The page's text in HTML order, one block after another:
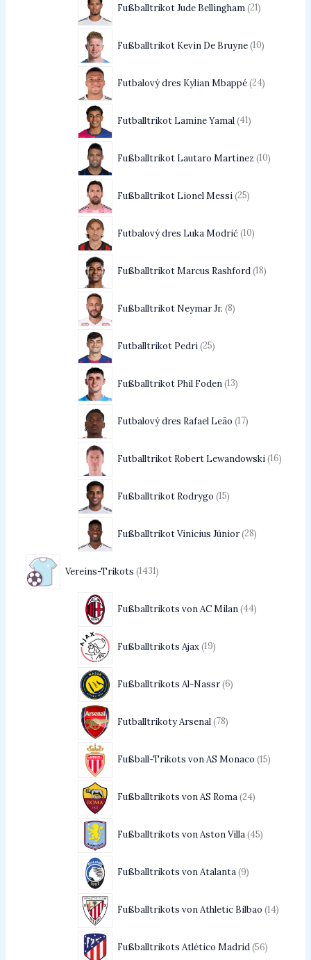
Fußballtrikot Jude Bellingham 21
Fußballtrikot Kevin De Bruyne 10
Futbalový dres Kylian Mbappé 24
Futballtrikot Lamine Yamal 41
Fußballtrikot Lautaro Martínez 10
Fußballtrikot Lionel Messi 25
Futbalový dres Luka Modrić 10
Fußballtrikot Marcus Rashford 18
Fußballtrikot Neymar Jr. 8
Futballtrikot Pedri 25
Fußballtrikot Phil Foden 13
Futbalový dres Rafael Leão 17
Futballtrikot Robert Lewandowski 16
Fußballtrikot Rodrygo 15
Fußballtrikot Vinícius Júnior 28
Vereins-Trikots 1431
Fußballtrikots von AC Milan 44
Fußballtrikots Ajax 19
Fußballtrikots Al-Nassr 6
Futballtrikoty Arsenal 78
Fußball-Trikots von AS Monaco 15
Fußballtrikots von AS Roma 24
Fußballtrikots von Aston Villa 45
Fußballtrikots von Atalanta 9
Fußballtrikots von Athletic Bilbao 14
Fußballtrikots Atlético Madrid 56